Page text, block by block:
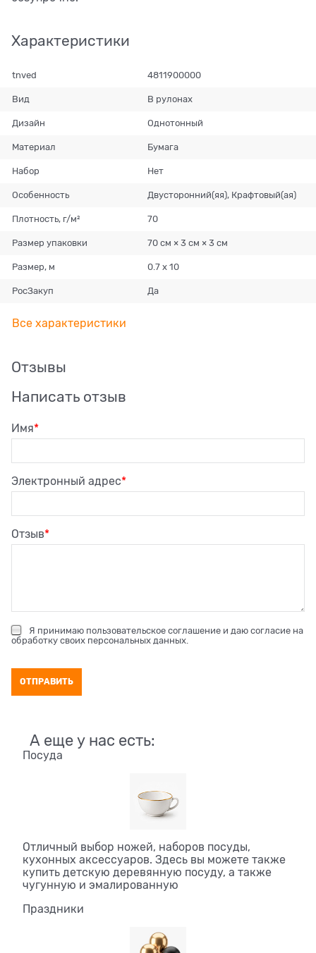
Характеристики
tnved 4811900000
Вид В рулонах
Дизайн Однотонный
Материал Бумага
Набор Нет
Особенность Двусторонний(яя), Крафтовый(ая)
Плотность, г/м² 70
Размер упаковки 70 см × 3 см × 3 см
Размер, м 0.7 х 10
РосЗакуп Да
Все характеристики
Отзывы
Написать отзыв
Имя
Электронный адрес
Отзыв
Я принимаю пользовательское соглашение и даю согласие на
обработку своих персональных данных.
А еще у нас есть:
Посуда
Отличный выбор ножей, наборов посуды,
кухонных аксессуаров. Здесь вы можете также
купить детскую деревянную посуду, а также
чугунную и эмалированную
Праздники